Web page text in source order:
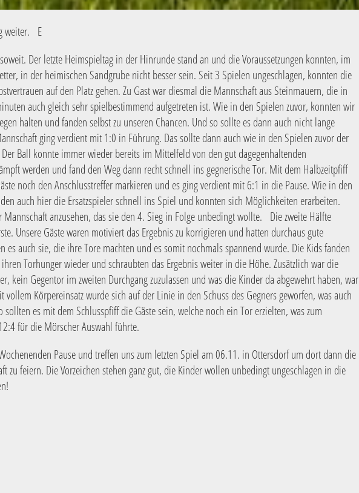
weiter. E
Der letzte Heimspieltag in der Hinrunde stand an und die Voraussetzungen konnten, im
in der heimischen Sandgrube nicht besser sein. Seit 3 Spielen ungeschlagen, konnten die
auf den Platz gehen. Zu Gast war diesmal die Mannschaft aus Steinmauern, die in
auch gleich sehr spielbestimmend aufgetreten ist. Wie in den Spielen zuvor, konnten wir
halten und fanden selbst zu unseren Chancen. Und so sollte es dann auch nicht lange
ging verdient mit 1:0 in Führung. Das sollte dann auch wie in den Spielen zuvor der
Ball konnte immer wieder bereits im Mittelfeld von den gut dagegenhaltenden
werden und fand den Weg dann recht schnell ins gegnerische Tor. Mit dem Halbzeitpfiff
noch den Anschlusstreffer markieren und es ging verdient mit 6:1 in die Pause. Wie in den
auch hier die Ersatzspieler schnell ins Spiel und konnten sich Möglichkeiten erarbeiten.
Mannschaft anzusehen, das sie den 4. Sieg in Folge unbedingt wollte. Die zweite Hälfte
Unsere Gäste waren motiviert das Ergebnis zu korrigieren und hatten durchaus gute
es auch sie, die ihre Tore machten und es somit nochmals spannend wurde. Die Kids fanden
Torhunger wieder und schraubten das Ergebnis weiter in die Höhe. Zusätzlich war die
kein Gegentor im zweiten Durchgang zuzulassen und was die Kinder da abgewehrt haben, war
Körpereinsatz wurde sich auf der Linie in den Schuss des Gegners geworfen, was auch
sollten es mit dem Schlusspfiff die Gäste sein, welche noch ein Tor erzielten, was zum
für die Mörscher Auswahl führte.
Pause und treffen uns zum letzten Spiel am 06.11. in Ottersdorf um dort dann die
zu feiern. Die Vorzeichen stehen ganz gut, die Kinder wollen unbedingt ungeschlagen in die